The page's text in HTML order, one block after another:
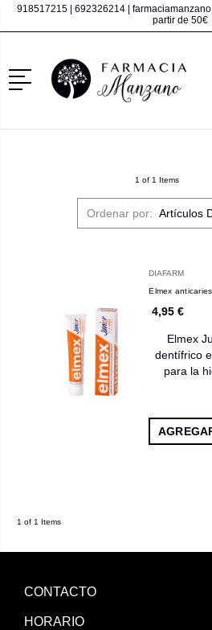
918517215 692326214
partir de 50€
Menú
1 of 1 Items
Ordenar por:
DIAFARM
Elmex
4,95 €
Elmex
dentífrico
para la
1 of 1 Items
CONTACTO
HORARIO